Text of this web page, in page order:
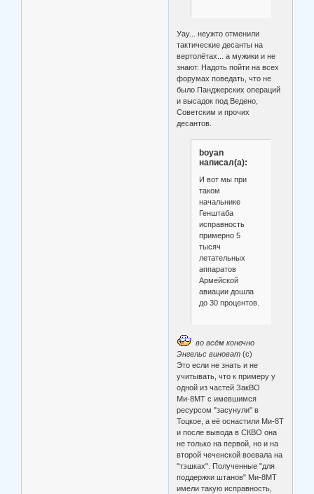
Уау... неужто отменили
тактические десанты на
вертолётах... а мужики и не
знают. Надоть пойти на всех
форумах поведать, что не
было Панджерских операций
и высадок под Ведено,
Советским и прочих
десантов.
boyan
написал(а):
И вот мы при
таком
начальнике
Генштаба
исправность
примерно 5
тысяч
летательных
аппаратов
Армейской
авиации дошла
до 30 процентов.
во всём конечно
Энгельс виноват (с)
Это если не знать и не
учитывать, что к примеру у
одной из частей ЗакВО
Ми-8МТ с имевшимся
ресурсом "засунули" в
Тоцкое, а её оснастили Ми-8Т
и после вывода в СКВО она
не только на первой, но и на
второй чеченской воевала на
"тэшках". Полученные "для
поддержки штанов" Ми-8МТ
имели такую исправность,